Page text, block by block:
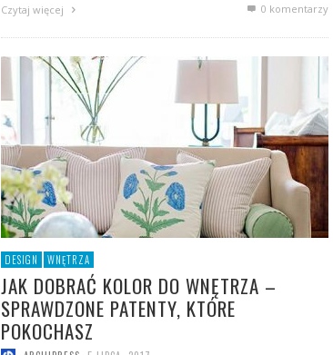
Czytaj więcej 0 komentarzy
DESIGN WNĘTRZA
JAK DOBRAĆ KOLOR DO WNĘTRZA –
SPRAWDZONE PATENTY, KTÓRE
POKOCHASZ